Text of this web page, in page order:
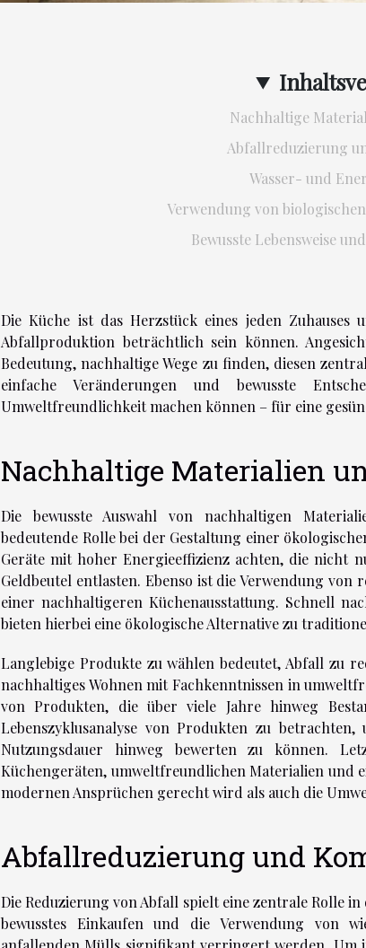
Nachhaltige
Abfallreduzierung
Wasser- und
Verwendung von
Bewusste Lebensweise
Die Küche ist das Herzstück eines jeden
Abfallproduktion beträchtlich sein können.
Bedeutung, nachhaltige Wege zu finden, diesen
einfache Veränderungen und bewusste
Umweltfreundlichkeit machen können – für eine
Nachhaltige Materialien
Die bewusste Auswahl von nachhaltigen
bedeutende Rolle bei der Gestaltung einer
Geräte mit hoher Energieeffizienz achten, die nicht
Geldbeutel entlasten. Ebenso ist die Verwendung
einer nachhaltigeren Küchenausstattung. Schnell
bieten hierbei eine ökologische Alternative zu
Langlebige Produkte zu wählen bedeutet, Abfall zu
nachhaltiges Wohnen mit Fachkenntnissen in
von Produkten, die über viele Jahre hinweg
Lebenszyklusanalyse von Produkten zu
Nutzungsdauer hinweg bewerten zu können.
Küchengeräten, umweltfreundlichen Materialien und
modernen Ansprüchen gerecht wird als auch die
Abfallreduzierung und
Die Reduzierung von Abfall spielt eine zentrale Rolle
bewusstes Einkaufen und die Verwendung von